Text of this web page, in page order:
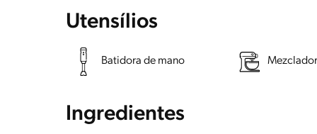
Utensílios
Batidora de mano Mezclador
Ingredientes